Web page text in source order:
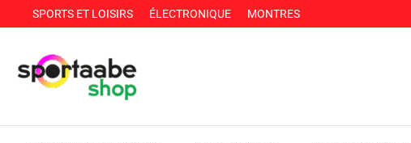
au
SPORTS ET LOISIRS ÉLECTRONIQUE MONTRES